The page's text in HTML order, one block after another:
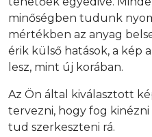
minőségben tudunk
mértékben az anyag
érik külső hatások, a kép
lesz, mint új korában.
Az Ön által kiválasztott
tervezni, hogy fog kinézni
tud szerkeszteni rá.